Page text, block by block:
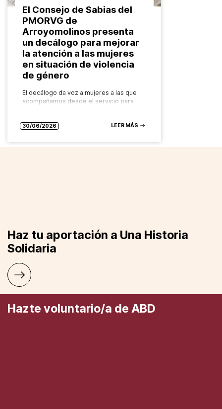
El Consejo de Sabias del
PMORVG de
Arroyomolinos presenta
un decálogo para mejorar
la atención a las mujeres
en situación de violencia
de género
El decálogo da voz a mujeres a las que
acompañamos desde el servicio para
derechos, con el valor añadido de…
30/06/2026 LEER MÁS
Haz tu aportación a Una Historia
Solidaria
Hazte voluntario/a de ABD